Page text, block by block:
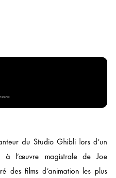
avance.
du Studio Ghibli lors d’un
à l’œuvre magistrale de Joe
des films d’animation les plus